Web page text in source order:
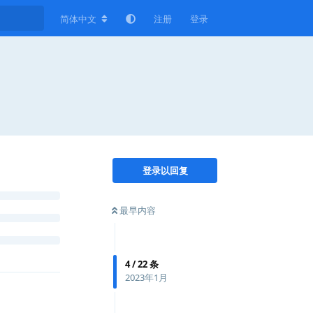
简体中文 注册 登录
登录以回复
最早内容
4/22条
2023年1月